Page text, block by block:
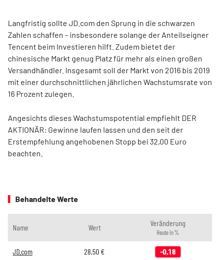
Langfristig sollte JD.com den Sprung in die schwarzen
Zahlen schaffen – insbesondere solange der Anteilseigner
Tencent beim Investieren hilft. Zudem bietet der
chinesische Markt genug Platz für mehr als einen großen
Versandhändler. Insgesamt soll der Markt von 2016 bis 2019
mit einer durchschnittlichen jährlichen Wachstumsrate von
16 Prozent zulegen.
Angesichts dieses Wachstumspotential empfiehlt DER
AKTIONÄR: Gewinne laufen lassen und den seit der
Erstempfehlung angehobenen Stopp bei 32,00 Euro
beachten.
Behandelte Werte
Name Wert Veränderung
Heute in %
JD.com 28,50 € -0,18